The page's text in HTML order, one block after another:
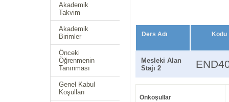
Akademik
Takvim
Akademik
Birimler
Önceki
Öğrenmenin
Tanınması
Genel Kabul
Koşulları
Ders Adı Kodu
Mesleki Alan
Stajı 2
Önkoşullar